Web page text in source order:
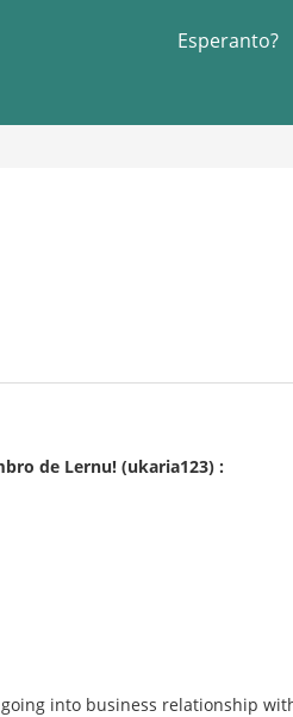
Esperanto?
de Lernu! (ukaria123) :
into business relationship